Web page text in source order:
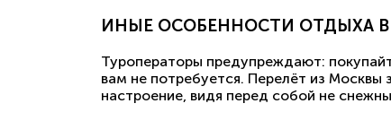
ИНЫЕ ОСОБЕННОСТИ ОТДЫХА
Туроператоры предупреждают:
вам не потребуется. Перелёт из Москвы
настроение, видя перед собой не